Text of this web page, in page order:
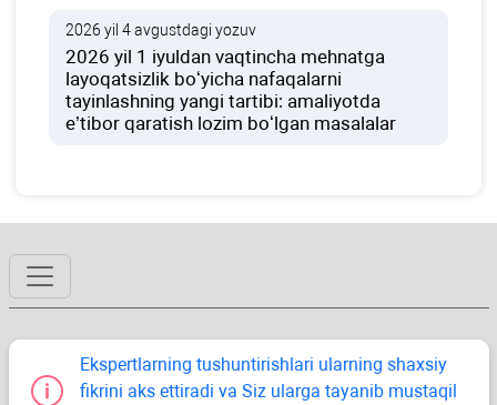
2026 yil 4 avgustdagi yozuv
2026 yil 1 iyuldan vaqtincha mehnatga
layoqatsizlik boʻyicha nafaqalarni
tayinlashning yangi tartibi: amaliyotda
e’tibor qaratish lozim boʻlgan masalalar
Ekspertlarning tushuntirishlari ularning shaхsiy
fikrini aks ettiradi va Siz ularga tayanib mustaqil